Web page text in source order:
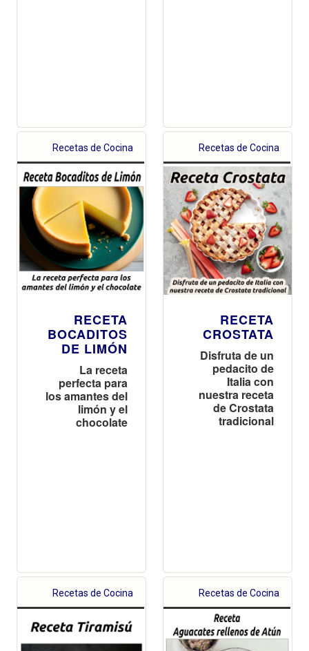
Recetas de Cocina
RECETA
BOCADITOS
DE LIMÓN
La receta
perfecta para
los amantes del
limón y el
chocolate
Recetas de Cocina
RECETA
CROSTATA
Disfruta de un
pedacito de
Italia con
nuestra receta
de Crostata
tradicional
Recetas de Cocina Recetas de Cocina